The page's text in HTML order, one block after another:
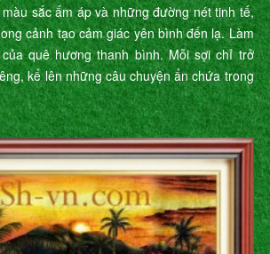
sắc ấm áp và những đường nét tinh tế,
cảnh tạo cảm giác yên bình đến lạ. Làm
quê hương thanh bình. Mỗi sợi chỉ trở
kể lên những câu chuyện ẩn chứa trong